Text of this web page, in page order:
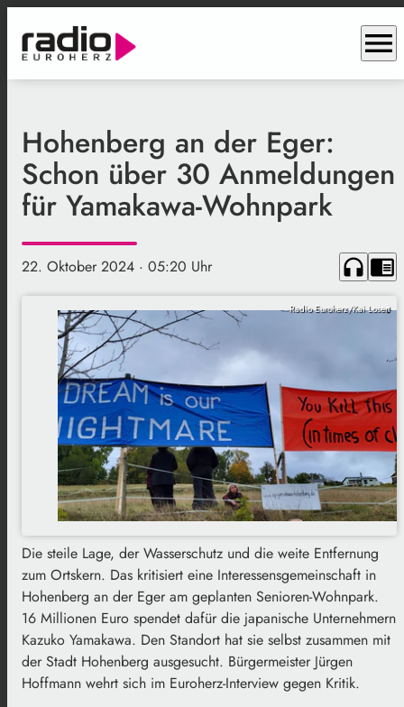
menu
Hohenberg an der Eger:
Schon über 30 Anmeldungen
für Yamakawa-Wohnpark
22. Oktober 2024 · 05:20 Uhr headphones chrome_reader_mode
Radio Euroherz/Kai Losert
Die steile Lage, der Wasserschutz und die weite Entfernung
zum Ortskern. Das kritisiert eine Interessensgemeinschaft in
Hohenberg an der Eger am geplanten Senioren-Wohnpark.
16 Millionen Euro spendet dafür die japanische Unternehmern
Kazuko Yamakawa. Den Standort hat sie selbst zusammen mit
der Stadt Hohenberg ausgesucht. Bürgermeister Jürgen
Hoffmann wehrt sich im Euroherz-Interview gegen Kritik.